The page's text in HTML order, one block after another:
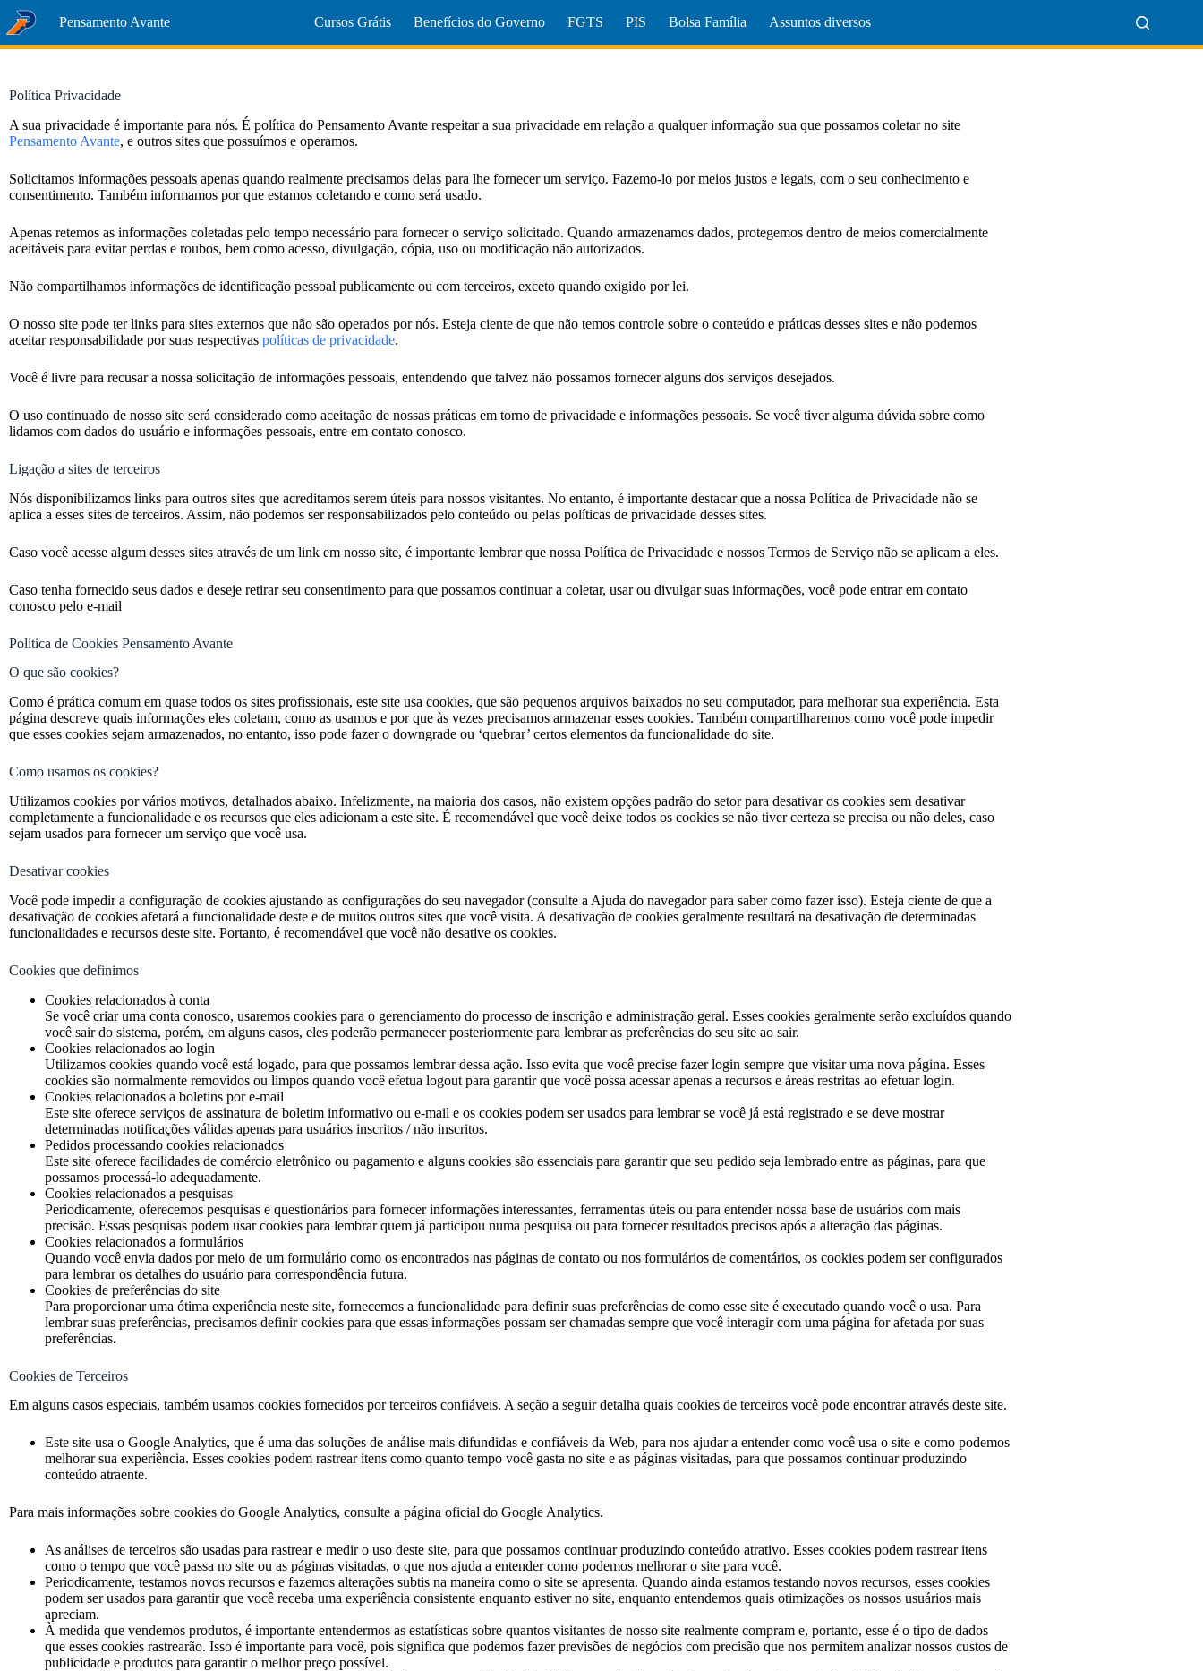
Pensamento Avante Cursos Grátis Benefícios do Governo FGTS PIS Bolsa Família Assuntos diversos
Política Privacidade
A sua privacidade é importante para nós. É política do Pensamento Avante respeitar a sua privacidade em relação a qualquer informação sua que possamos coletar no site
Pensamento Avante, e outros sites que possuímos e operamos.
Solicitamos informações pessoais apenas quando realmente precisamos delas para lhe fornecer um serviço. Fazemo-lo por meios justos e legais, com o seu conhecimento e
consentimento. Também informamos por que estamos coletando e como será usado.
Apenas retemos as informações coletadas pelo tempo necessário para fornecer o serviço solicitado. Quando armazenamos dados, protegemos dentro de meios comercialmente
aceitáveis para evitar perdas e roubos, bem como acesso, divulgação, cópia, uso ou modificação não autorizados.
Não compartilhamos informações de identificação pessoal publicamente ou com terceiros, exceto quando exigido por lei.
O nosso site pode ter links para sites externos que não são operados por nós. Esteja ciente de que não temos controle sobre o conteúdo e práticas desses sites e não podemos
aceitar responsabilidade por suas respectivas políticas de privacidade.
Você é livre para recusar a nossa solicitação de informações pessoais, entendendo que talvez não possamos fornecer alguns dos serviços desejados.
O uso continuado de nosso site será considerado como aceitação de nossas práticas em torno de privacidade e informações pessoais. Se você tiver alguma dúvida sobre como
lidamos com dados do usuário e informações pessoais, entre em contato conosco.
Ligação a sites de terceiros
Nós disponibilizamos links para outros sites que acreditamos serem úteis para nossos visitantes. No entanto, é importante destacar que a nossa Política de Privacidade não se
aplica a esses sites de terceiros. Assim, não podemos ser responsabilizados pelo conteúdo ou pelas políticas de privacidade desses sites.
Caso você acesse algum desses sites através de um link em nosso site, é importante lembrar que nossa Política de Privacidade e nossos Termos de Serviço não se aplicam a eles.
Caso tenha fornecido seus dados e deseje retirar seu consentimento para que possamos continuar a coletar, usar ou divulgar suas informações, você pode entrar em contato
conosco pelo e-mail
Política de Cookies Pensamento Avante
O que são cookies?
Como é prática comum em quase todos os sites profissionais, este site usa cookies, que são pequenos arquivos baixados no seu computador, para melhorar sua experiência. Esta
página descreve quais informações eles coletam, como as usamos e por que às vezes precisamos armazenar esses cookies. Também compartilharemos como você pode impedir
que esses cookies sejam armazenados, no entanto, isso pode fazer o downgrade ou ‘quebrar’ certos elementos da funcionalidade do site.
Como usamos os cookies?
Utilizamos cookies por vários motivos, detalhados abaixo. Infelizmente, na maioria dos casos, não existem opções padrão do setor para desativar os cookies sem desativar
completamente a funcionalidade e os recursos que eles adicionam a este site. É recomendável que você deixe todos os cookies se não tiver certeza se precisa ou não deles, caso
sejam usados para fornecer um serviço que você usa.
Desativar cookies
Você pode impedir a configuração de cookies ajustando as configurações do seu navegador (consulte a Ajuda do navegador para saber como fazer isso). Esteja ciente de que a
desativação de cookies afetará a funcionalidade deste e de muitos outros sites que você visita. A desativação de cookies geralmente resultará na desativação de determinadas
funcionalidades e recursos deste site. Portanto, é recomendável que você não desative os cookies.
Cookies que definimos
Cookies relacionados à conta
Se você criar uma conta conosco, usaremos cookies para o gerenciamento do processo de inscrição e administração geral. Esses cookies geralmente serão excluídos quando
você sair do sistema, porém, em alguns casos, eles poderão permanecer posteriormente para lembrar as preferências do seu site ao sair.
Cookies relacionados ao login
Utilizamos cookies quando você está logado, para que possamos lembrar dessa ação. Isso evita que você precise fazer login sempre que visitar uma nova página. Esses
cookies são normalmente removidos ou limpos quando você efetua logout para garantir que você possa acessar apenas a recursos e áreas restritas ao efetuar login.
Cookies relacionados a boletins por e-mail
Este site oferece serviços de assinatura de boletim informativo ou e-mail e os cookies podem ser usados para lembrar se você já está registrado e se deve mostrar
determinadas notificações válidas apenas para usuários inscritos / não inscritos.
Pedidos processando cookies relacionados
Este site oferece facilidades de comércio eletrônico ou pagamento e alguns cookies são essenciais para garantir que seu pedido seja lembrado entre as páginas, para que
possamos processá-lo adequadamente.
Cookies relacionados a pesquisas
Periodicamente, oferecemos pesquisas e questionários para fornecer informações interessantes, ferramentas úteis ou para entender nossa base de usuários com mais
precisão. Essas pesquisas podem usar cookies para lembrar quem já participou numa pesquisa ou para fornecer resultados precisos após a alteração das páginas.
Cookies relacionados a formulários
Quando você envia dados por meio de um formulário como os encontrados nas páginas de contato ou nos formulários de comentários, os cookies podem ser configurados
para lembrar os detalhes do usuário para correspondência futura.
Cookies de preferências do site
Para proporcionar uma ótima experiência neste site, fornecemos a funcionalidade para definir suas preferências de como esse site é executado quando você o usa. Para
lembrar suas preferências, precisamos definir cookies para que essas informações possam ser chamadas sempre que você interagir com uma página for afetada por suas
preferências.
Cookies de Terceiros
Em alguns casos especiais, também usamos cookies fornecidos por terceiros confiáveis. A seção a seguir detalha quais cookies de terceiros você pode encontrar através deste site.
Este site usa o Google Analytics, que é uma das soluções de análise mais difundidas e confiáveis da Web, para nos ajudar a entender como você usa o site e como podemos
melhorar sua experiência. Esses cookies podem rastrear itens como quanto tempo você gasta no site e as páginas visitadas, para que possamos continuar produzindo
conteúdo atraente.
Para mais informações sobre cookies do Google Analytics, consulte a página oficial do Google Analytics.
As análises de terceiros são usadas para rastrear e medir o uso deste site, para que possamos continuar produzindo conteúdo atrativo. Esses cookies podem rastrear itens
como o tempo que você passa no site ou as páginas visitadas, o que nos ajuda a entender como podemos melhorar o site para você.
Periodicamente, testamos novos recursos e fazemos alterações subtis na maneira como o site se apresenta. Quando ainda estamos testando novos recursos, esses cookies
podem ser usados para garantir que você receba uma experiência consistente enquanto estiver no site, enquanto entendemos quais otimizações os nossos usuários mais
apreciam.
À medida que vendemos produtos, é importante entendermos as estatísticas sobre quantos visitantes de nosso site realmente compram e, portanto, esse é o tipo de dados
que esses cookies rastrearão. Isso é importante para você, pois significa que podemos fazer previsões de negócios com precisão que nos permitem analizar nossos custos de
publicidade e produtos para garantir o melhor preço possível.